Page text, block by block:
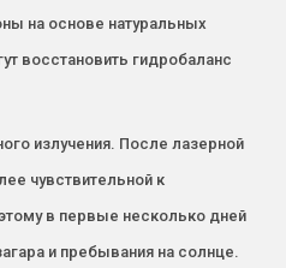
на основе натуральных
восстановить гидробаланс
излучения. После лазерной
чувствительной к
в первые несколько дней
и пребывания на солнце.